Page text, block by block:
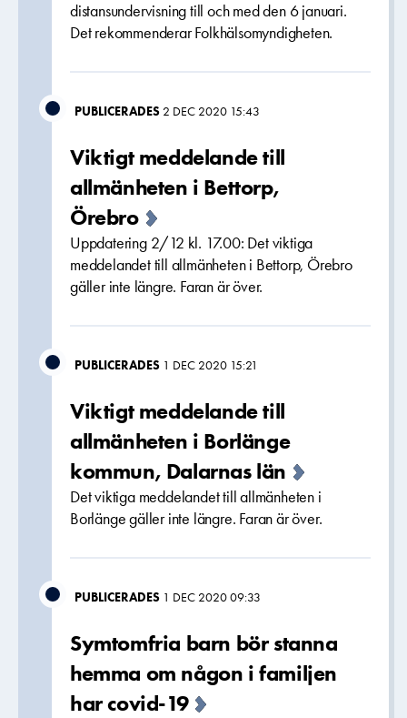
distansundervisning till och med den 6 januari.
Det rekommenderar Folkhälsomyndigheten.
PUBLICERADES 2 DEC 2020 15:43
Viktigt meddelande till
allmänheten i Bettorp,
Örebro
Uppdatering 2/12 kl. 17.00: Det viktiga
meddelandet till allmänheten i Bettorp, Örebro
gäller inte längre. Faran är över.
PUBLICERADES 1 DEC 2020 15:21
Viktigt meddelande till
allmänheten i Borlänge
kommun, Dalarnas län
Det viktiga meddelandet till allmänheten i
Borlänge gäller inte längre. Faran är över.
PUBLICERADES 1 DEC 2020 09:33
Symtomfria barn bör stanna
hemma om någon i familjen
har covid-19